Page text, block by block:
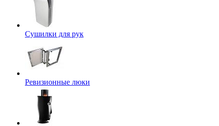
Сушилки для рук
Ревизионные люки